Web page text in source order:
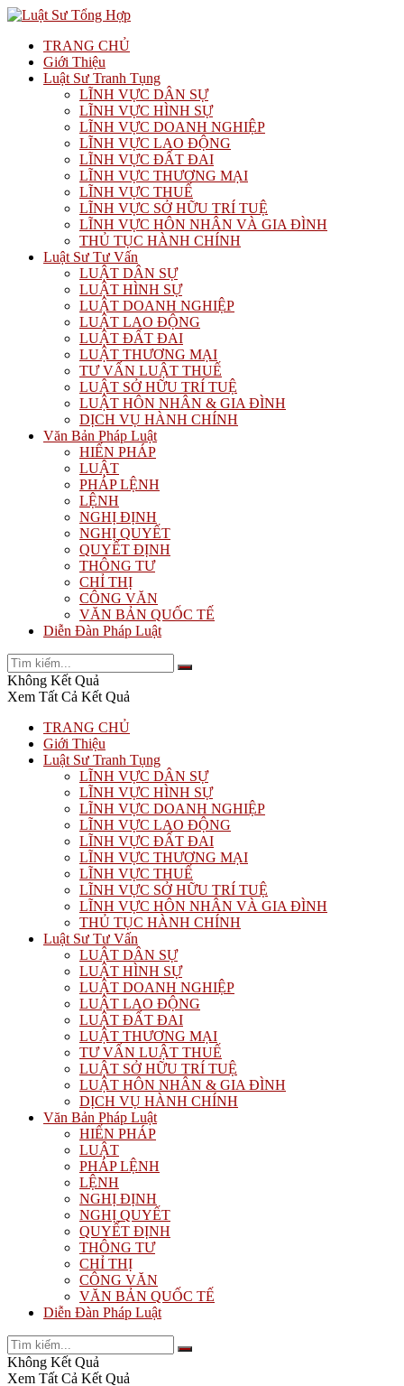
TRANG CHỦ
Giới Thiệu
Luật Sư Tranh Tụng
LĨNH VỰC DÂN SỰ
LĨNH VỰC HÌNH SỰ
LĨNH VỰC DOANH NGHIỆP
LĨNH VỰC LAO ĐỘNG
LĨNH VỰC ĐẤT ĐAI
LĨNH VỰC THƯƠNG MẠI
LĨNH VỰC THUẾ
LĨNH VỰC SỞ HỮU TRÍ TUỆ
LĨNH VỰC HÔN NHÂN VÀ GIA ĐÌNH
THỦ TỤC HÀNH CHÍNH
Luật Sư Tư Vấn
LUẬT DÂN SỰ
LUẬT HÌNH SỰ
LUẬT DOANH NGHIỆP
LUẬT LAO ĐỘNG
LUẬT ĐẤT ĐAI
LUẬT THƯƠNG MẠI
TƯ VẤN LUẬT THUẾ
LUẬT SỞ HỮU TRÍ TUỆ
LUẬT HÔN NHÂN & GIA ĐÌNH
DỊCH VỤ HÀNH CHÍNH
Văn Bản Pháp Luật
HIẾN PHÁP
LUẬT
PHÁP LỆNH
LỆNH
NGHỊ ĐỊNH
NGHỊ QUYẾT
QUYẾT ĐỊNH
THÔNG TƯ
CHỈ THỊ
CÔNG VĂN
VĂN BẢN QUỐC TẾ
Diễn Đàn Pháp Luật
Không Kết Quả
Xem Tất Cả Kết Quả
TRANG CHỦ
Giới Thiệu
Luật Sư Tranh Tụng
LĨNH VỰC DÂN SỰ
LĨNH VỰC HÌNH SỰ
LĨNH VỰC DOANH NGHIỆP
LĨNH VỰC LAO ĐỘNG
LĨNH VỰC ĐẤT ĐAI
LĨNH VỰC THƯƠNG MẠI
LĨNH VỰC THUẾ
LĨNH VỰC SỞ HỮU TRÍ TUỆ
LĨNH VỰC HÔN NHÂN VÀ GIA ĐÌNH
THỦ TỤC HÀNH CHÍNH
Luật Sư Tư Vấn
LUẬT DÂN SỰ
LUẬT HÌNH SỰ
LUẬT DOANH NGHIỆP
LUẬT LAO ĐỘNG
LUẬT ĐẤT ĐAI
LUẬT THƯƠNG MẠI
TƯ VẤN LUẬT THUẾ
LUẬT SỞ HỮU TRÍ TUỆ
LUẬT HÔN NHÂN & GIA ĐÌNH
DỊCH VỤ HÀNH CHÍNH
Văn Bản Pháp Luật
HIẾN PHÁP
LUẬT
PHÁP LỆNH
LỆNH
NGHỊ ĐỊNH
NGHỊ QUYẾT
QUYẾT ĐỊNH
THÔNG TƯ
CHỈ THỊ
CÔNG VĂN
VĂN BẢN QUỐC TẾ
Diễn Đàn Pháp Luật
Không Kết Quả
Xem Tất Cả Kết Quả